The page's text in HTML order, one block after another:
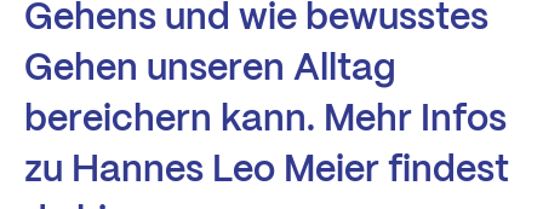
Gehens und wie bewusstes
Gehen unseren Alltag
bereichern kann. Mehr Infos
zu Hannes Leo Meier findest